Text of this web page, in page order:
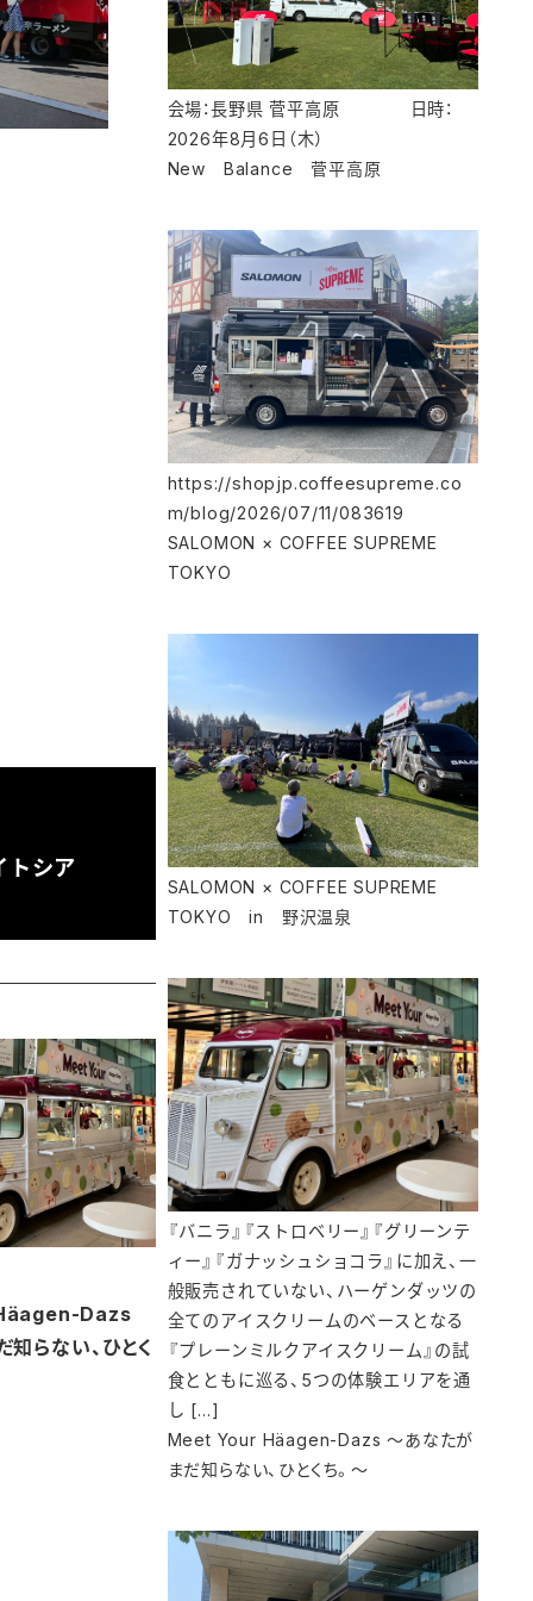
トシア
Dazs
らない、ひとく
New Balance 菅平高原
会場：長野県 菅平高原 日時：
2026年8月6日（木）
SALOMON × COFFEE SUPREME
TOKYO
https://shopjp.coffeesupreme.co
m/blog/2026/07/11/083619
SALOMON × COFFEE SUPREME
TOKYO in 野沢温泉
Meet Your Häagen-Dazs ～あなたが
まだ知らない、ひとくち。～
『バニラ』『ストロベリー』『グリーンテ
ィー』『ガナッシュショコラ』に加え、一
般販売されていない、ハーゲンダッツの
全てのアイスクリームのベースとなる
『プレーンミルクアイスクリーム』の試
食とともに巡る、5つの体験エリアを通
し […]